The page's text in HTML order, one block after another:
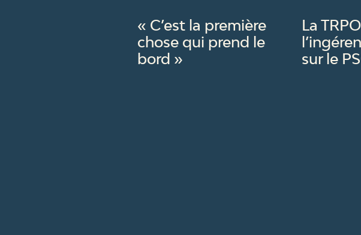
« C’est la première
chose qui prend le
bord »
La
sur le